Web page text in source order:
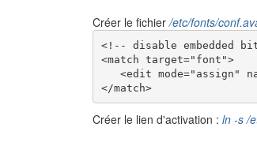
Créer le fichier/etc/fonts/
<!-- disable embedded
<match target="font">
<edit mode="assign"
</match>
Créer le lien d'activation : ln -s /